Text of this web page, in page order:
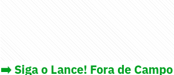
➡️ Siga o Lance! Fora de